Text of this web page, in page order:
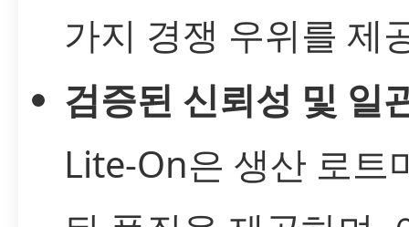
가지 경쟁 우위를 제
검증된 신뢰성 및 일
Lite-On은 생산 로트